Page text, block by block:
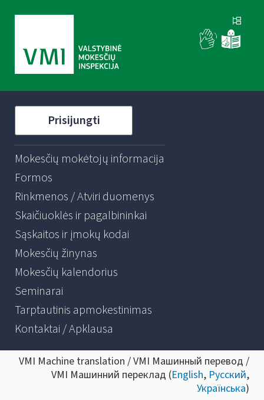
Prisijungti
Mokesčių mokėtojų informacija
Formos
Rinkmenos / Atviri duomenys
Skaičiuoklės ir pagalbininkai
Sąskaitos ir įmokų kodai
Mokesčių žinynas
Mokesčių kalendorius
Seminarai
Tarptautinis apmokestinimas
Kontaktai / Apklausa
VMI Machine translation / VMI Машинный перевод /
VMI Машинний переклад (English, Русский,
Українська)